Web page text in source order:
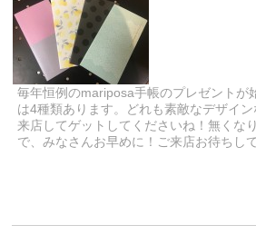
毎年恒例のmariposa手帳のプレゼントが
は4種類あります。どれも素敵なデザイ
来店してゲットしてくださいね！無くな
で、みなさんお早めに！ご来店お待ちし